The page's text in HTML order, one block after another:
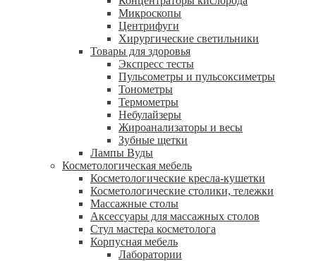
Микроскопы
Центрифуги
Xирургические светильники
Товары для здоровья
Экспресс тесты
Пульсометры и пульсоксиметры
Тонометры
Термометры
Небулайзеры
Жироанализаторы и весы
Зубные щетки
Лампы Вуды
Косметологическая мебель
Косметологические кресла-кушетки
Косметологические столики, тележки
Массажные столы
Аксессуары для массажных столов
Стул мастера косметолога
Корпусная мебель
Лаборатории